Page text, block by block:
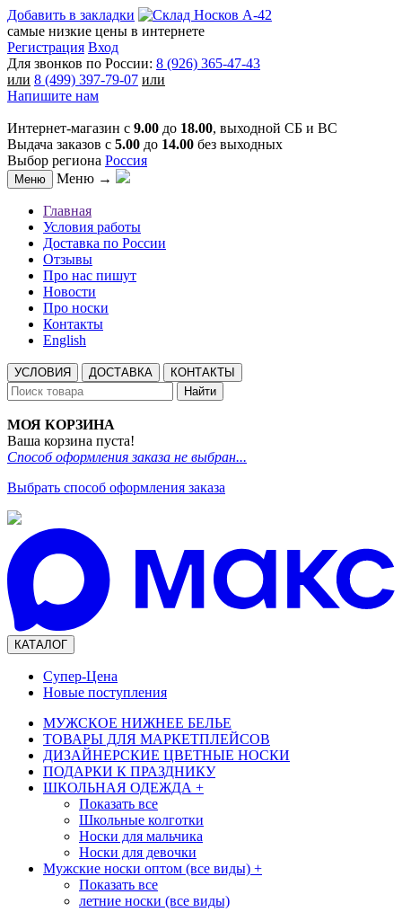
Добавить в закладки
самые низкие цены в интернете
Регистрация Вход
Для звонков по России: 8 (926) 365-47-43
или 8 (499) 397-79-07 или
Напишите нам
Интернет-магазин с 9.00 до 18.00, выходной СБ и ВС
Выдача заказов с 5.00 до 14.00 без выходных
Выбор региона Россия
Меню Меню →
Главная
Условия работы
Доставка по России
Отзывы
Про нас пишут
Новости
Про носки
Контакты
English
УСЛОВИЯ ДОСТАВКА
КОНТАКТЫ
Найти
МОЯ КОРЗИНА
Ваша корзина пуста!
Способ оформления заказа не выбран...
Выбрать способ оформления заказа
КАТАЛОГ
Супер-Цена
Новые поступления
МУЖСКОЕ НИЖНЕЕ БЕЛЬЕ
ТОВАРЫ ДЛЯ МАРКЕТПЛЕЙСОВ
ДИЗАЙНЕРСКИЕ ЦВЕТНЫЕ НОСКИ
ПОДАРКИ К ПРАЗДНИКУ
ШКОЛЬНАЯ ОДЕЖДА +
Показать все
Школьные колготки
Носки для мальчика
Носки для девочки
Мужские носки оптом (все виды) +
Показать все
летние носки (все виды)